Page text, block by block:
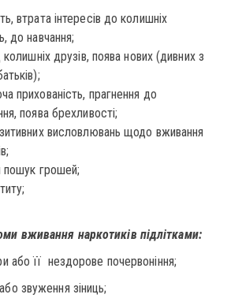
втрата інтересів до колишніх
до навчання;
колишніх друзів, поява нових (дивних з
прихованість, прагнення до
поява брехливості;
висловлювань щодо вживання
пошук грошей;
вживання наркотиків підлітками:
або її нездорове почервоніння;
звуження зіниць;